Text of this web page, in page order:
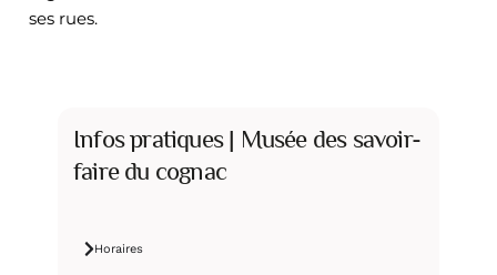
ses rues.
Infos pratiques | Musée des savoir-
faire du cognac
Horaires